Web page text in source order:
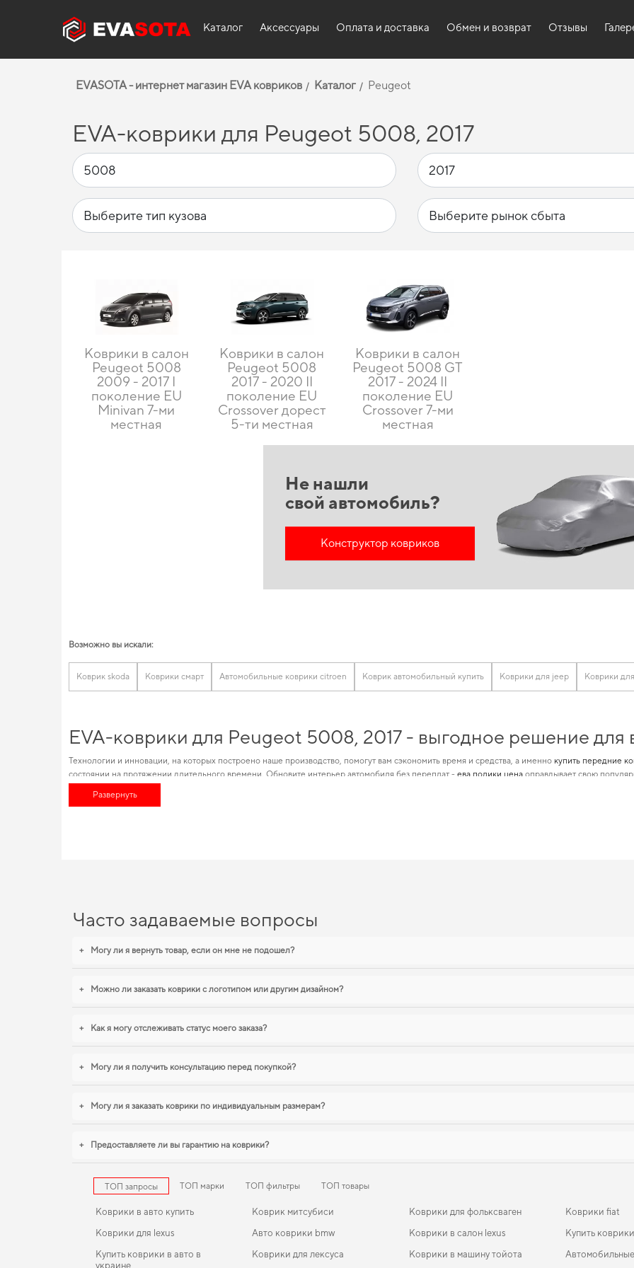
Каталог Аксессуары Оплата и доставка Обмен и возврат Отзывы
EVASOTA - интернет магазин EVA ковриков Каталог Peugeot
EVA-коврики для Peugeot 5008, 2017
Коврики в салон
Peugeot 5008
2009 - 2017 I
поколение EU
Minivan 7-ми
местная
Коврики в салон
Peugeot 5008
2017 - 2020 II
поколение EU
Crossover дорест
5-ти местная
Коврики в салон
Peugeot 5008 GT
2017 - 2024 II
поколение EU
Crossover 7-ми
местная
Не нашли
свой автомобиль?
Конструктор ковриков
Возможно вы искали:
Коврик skoda Коврики смарт Автомобильные коврики citroen Коврик автомобильный купить Коврики для jeep Коврики
EVA-коврики для Peugeot 5008, 2017 - выгодное решение для
Технологии и инновации, на которых построено наше производство, помогут вам сэкономить время и средства, а именно купить передние
состоянии на протяжении длительного времени. Обновите интерьер автомобиля без переплат - ева полики цена оправдывает свою
и удовлетворит любые технические и эстетические требования. Сделайте поездки более удобными,
Развернуть
Часто задаваемые вопросы
+ Могу ли я вернуть товар, если он мне не подошел?
+ Можно ли заказать коврики с логотипом или другим дизайном?
+ Как я могу отслеживать статус моего заказа?
+ Могу ли я получить консультацию перед покупкой?
+ Могу ли я заказать коврики по индивидуальным размерам?
+ Предоставляете ли вы гарантию на коврики?
ТОП запросы ТОП марки ТОП фильтры ТОП товары
Коврики в авто купить
Коврики для lexus
Купить коврики в авто в
украине
Коврик митсубиси
Авто коврики bmw
Коврики для лексуса
Коврики для фольксваген
Коврики в салон lexus
Коврики в машину тойота
Коврики fiat
Купить